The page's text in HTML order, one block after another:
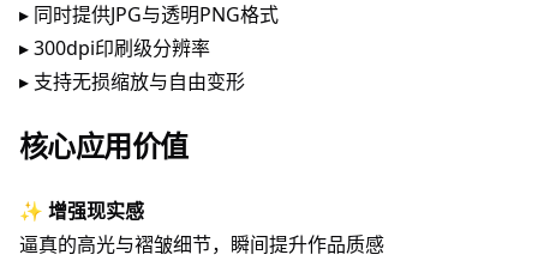
▸ 同时提供JPG与透明PNG格式
▸ 300dpi印刷级分辨率
▸ 支持无损缩放与自由变形
核心应用价值
✨ 增强现实感
逼真的高光与褶皱细节，瞬间提升作品质感